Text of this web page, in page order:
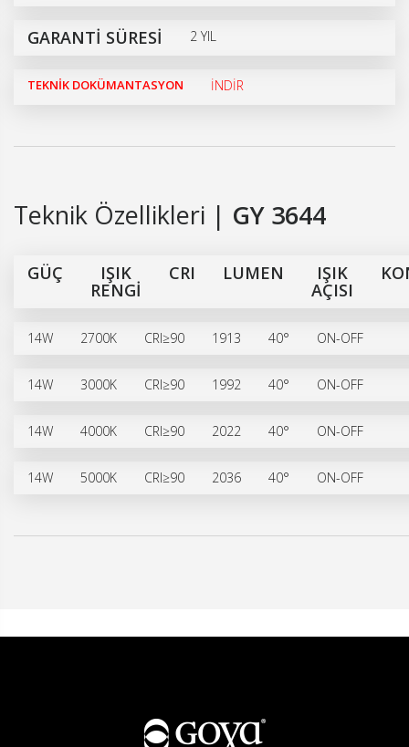
GARANTİ SÜRESİ 2 YIL
TEKNİK DOKÜMANTASYON İNDİR
Teknik Özellikleri | GY 3644
GÜÇ IŞIK
RENGİ
CRI LUMEN IŞIK
AÇISI
14W 2700K CRI≥90 1913 40° ON-OFF
14W 3000K CRI≥90 1992 40° ON-OFF
14W 4000K CRI≥90 2022 40° ON-OFF
14W 5000K CRI≥90 2036 40° ON-OFF